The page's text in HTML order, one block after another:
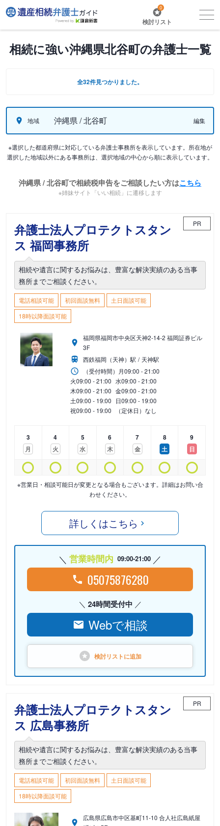
0
検討リスト
相続に強い沖縄県北谷町の弁護士一覧
全32件見つかりました。
地域 沖縄県 / 北谷町 編集
※選択した都道府県に対応している弁護士事務所を表示しています。所在地が
選択した地域以外にある事務所は、選択地域の中心から順に表示しています。
沖縄県 / 北谷町で相続税申告をご相談したい方はこちら
※姉妹サイト「いい相続」に遷移します
弁護士法人プロテクトスタン
ス 福岡事務所
PR
相続や遺言に関するお悩みは、豊富な解決実績のある当事
務所までご相談ください。
電話相談可能 初回面談無料
土日面談可能
18時以降面談可能
福岡県福岡市中央区天神2-14-2 福岡証券ビル
3F
西鉄福岡（天神）駅
天神駅
（受付時間） 月09:00 - 21:00
火09:00 - 21:00 水09:00 - 21:00
木09:00 - 21:00 金09:00 - 21:00
土09:00 - 19:00 日09:00 - 19:00
祝09:00 - 19:00 （定休日）なし
3
月
4
火
5
水
6
木
7
金
8
土
9
日
※営業日・相談可能日が変更となる場合もございます。詳細はお問い合
わせください。
詳しくはこちら
営業時間内 09:00-21:00
05075876280
24時間受付中
Webで相談
検討リストに追加
弁護士法人プロテクトスタン
ス 広島事務所
PR
相続や遺言に関するお悩みは、豊富な解決実績のある当事
務所までご相談ください。
電話相談可能 初回面談無料
土日面談可能
18時以降面談可能
広島県広島市中区基町11-10 合人社広島紙屋